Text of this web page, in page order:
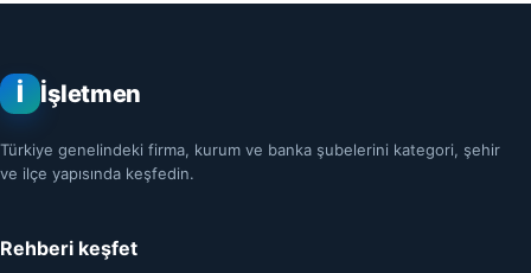
İ İşletmen
Türkiye genelindeki firma, kurum ve banka şubelerini kategori, şehir
ve ilçe yapısında keşfedin.
Rehberi keşfet